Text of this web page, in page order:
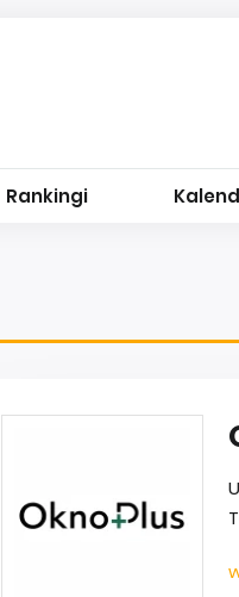
Rankingi